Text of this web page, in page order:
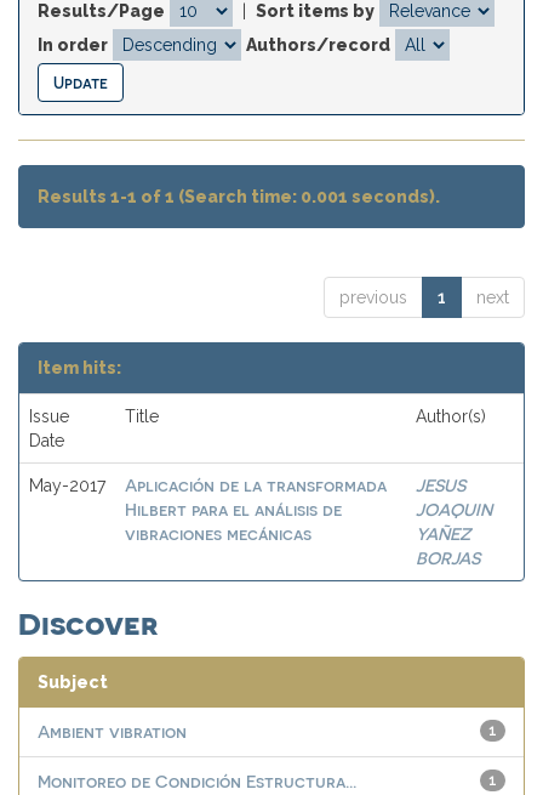
Results/Page
Sort items by
In order
Authors/record
Results 1-1 of 1 (Search time: 0.001 seconds).
previous 1 next
Item hits:
Issue
Date
Title Author(s)
May-2017
Aplicación de la transformada
Hilbert para el análisis de
vibraciones mecánicas
JESUS
JOAQUIN
YAÑEZ
BORJAS
Discover
Subject
1
Ambient vibration
1
Monitoreo de Condición Estructura...